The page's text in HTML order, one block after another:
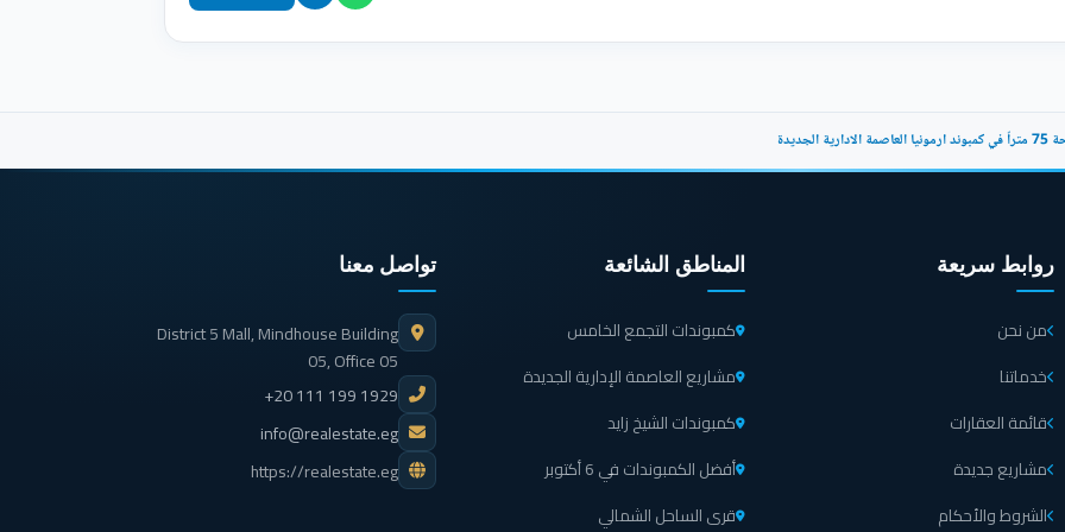
روابط سريعة
من نحن
خدماتنا
قائمة العقارات
مشاريع جديدة
الشروط والأحكام
المناطق الشائعة
كمبوندات التجمع الخامس
مشاريع العاصمة الإدارية الجديدة
كمبوندات الشيخ زايد
أفضل الكمبوندات في 6 أكتوبر
قرى الساحل الشمالي
تواصل معنا
District 5 Mall, Mindhouse Building
05, Office 05
+20 111 199 1929
info@realestate.eg
https://realestate.eg